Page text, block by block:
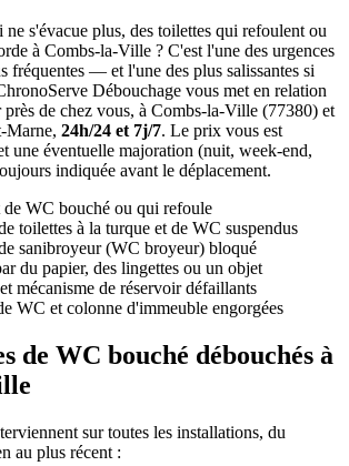
ne s'évacue plus, des toilettes qui refoulent ou
à Combs-la-Ville ? C'est l'une des urgences
fréquentes — et l'une des plus salissantes si
Débouchage vous met en relation
près de chez vous, à Combs-la-Ville (77380) et
Marne, 24h/24 et 7j/7. Le prix vous est
une éventuelle majoration (nuit, week-end,
indiquée avant le déplacement.
de WC bouché ou qui refoule
toilettes à la turque et de WC suspendus
sanibroyeur (WC broyeur) bloqué
du papier, des lingettes ou un objet
mécanisme de réservoir défaillants
WC et colonne d'immeuble engorgées
de WC bouché débouchés à
sur toutes les installations, du
au plus récent :